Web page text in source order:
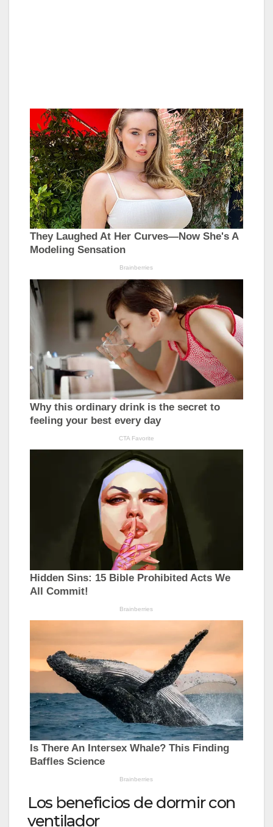
Los beneficios de dormir con
ventilador